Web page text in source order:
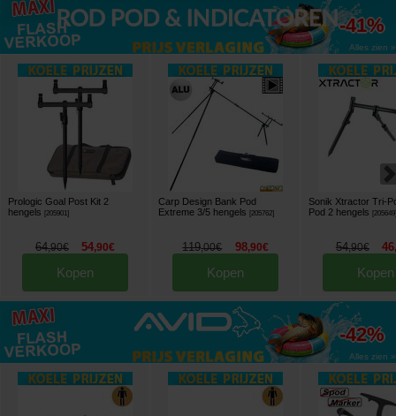
tot
-41%
Alles zien »
Prologic Goal Post Kit 2
hengels
[205901]
64,90€ 54,90€
Kopen
Carp Design Bank Pod
Extreme 3/5 hengels
[205762]
119,00€ 98,90€
Kopen
Sonik Xtractor Tri-
Pod 2 hengels
[205649
54,90€ 46
Kopen
tot
-42%
Alles zien »